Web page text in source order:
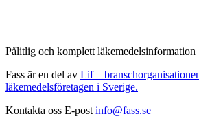
Pålitlig och komplett läkemedelsinformation
Fass är en del av Lif –
läkemedelsföretagen i Sverige.
Kontakta oss E-post info@fass.se